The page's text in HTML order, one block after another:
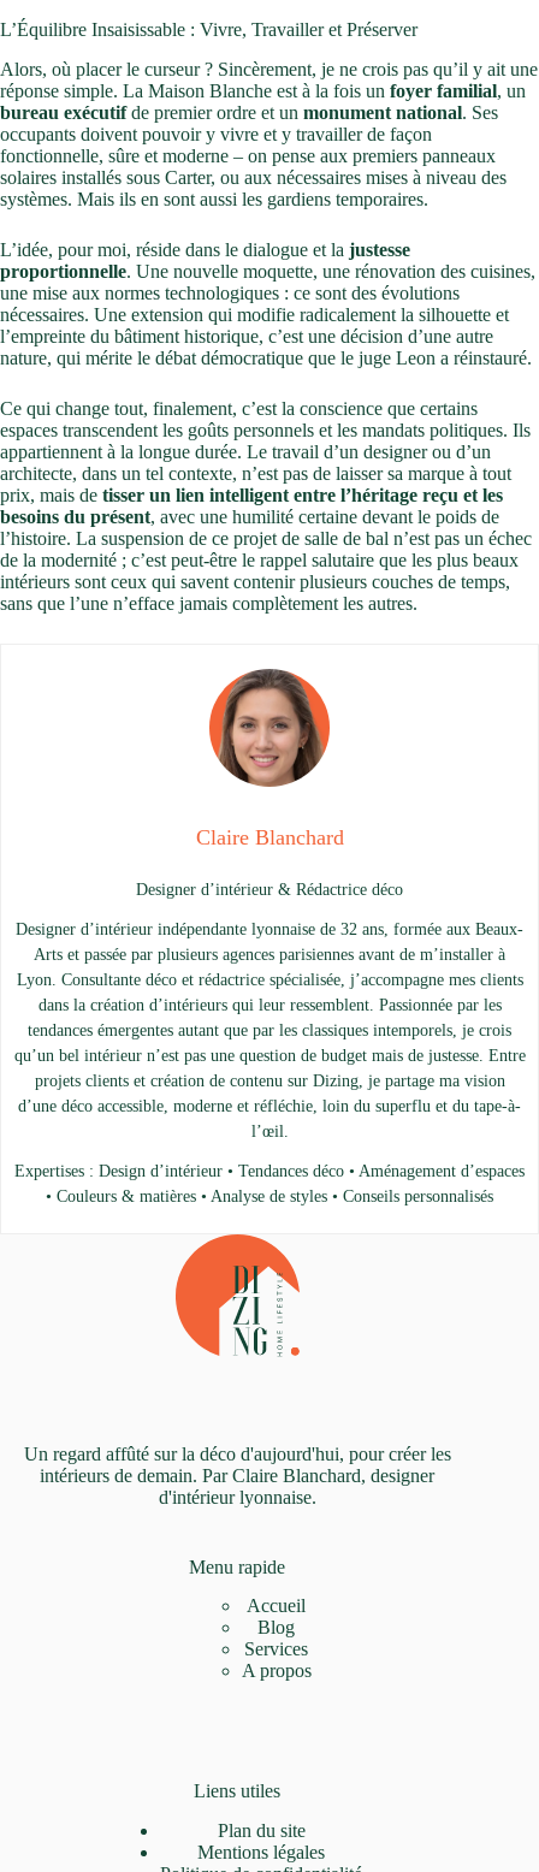
L’Équilibre Insaisissable : Vivre, Travailler et Préserver
Alors, où placer le curseur ? Sincèrement, je ne crois pas qu’il y ait une
réponse simple. La Maison Blanche est à la fois un foyer familial, un
bureau exécutifde premier ordre et un monument national. Ses
occupants doivent pouvoir y vivre et y travailler de façon
fonctionnelle, sûre et moderne – on pense aux premiers panneaux
solaires installés sous Carter, ou aux nécessaires mises à niveau des
systèmes. Mais ils en sont aussi les gardiens temporaires.
L’idée, pour moi, réside dans le dialogue et la justesse
proportionnelle. Une nouvelle moquette, une rénovation des cuisines,
une mise aux normes technologiques : ce sont des évolutions
nécessaires. Une extension qui modifie radicalement la silhouette et
l’empreinte du bâtiment historique, c’est une décision d’une autre
nature, qui mérite le débat démocratique que le juge Leon a réinstauré.
Ce qui change tout, finalement, c’est la conscience que certains
espaces transcendent les goûts personnels et les mandats politiques. Ils
appartiennent à la longue durée. Le travail d’un designer ou d’un
architecte, dans un tel contexte, n’est pas de laisser sa marque à tout
prix, mais de tisser un lien intelligent entre l’héritage reçu et les
besoins du présent, avec une humilité certaine devant le poids de
l’histoire. La suspension de ce projet de salle de bal n’est pas un échec
de la modernité ; c’est peut-être le rappel salutaire que les plus beaux
intérieurs sont ceux qui savent contenir plusieurs couches de temps,
sans que l’une n’efface jamais complètement les autres.
Claire Blanchard
Designer d’intérieur & Rédactrice déco
Designer d’intérieur indépendante lyonnaise de 32 ans, formée aux Beaux-
Arts et passée par plusieurs agences parisiennes avant de m’installer à
Lyon. Consultante déco et rédactrice spécialisée, j’accompagne mes clients
dans la création d’intérieurs qui leur ressemblent. Passionnée par les
tendances émergentes autant que par les classiques intemporels, je crois
qu’un bel intérieur n’est pas une question de budget mais de justesse. Entre
projets clients et création de contenu sur Dizing, je partage ma vision
d’une déco accessible, moderne et réfléchie, loin du superflu et du tape-à-
l’œil.
Expertises : Design d’intérieur • Tendances déco • Aménagement d’espaces
• Couleurs & matières • Analyse de styles • Conseils personnalisés
Un regard affûté sur la déco d'aujourd'hui, pour créer les
intérieurs de demain. Par Claire Blanchard, designer
d'intérieur lyonnaise.
Menu rapide
Accueil
Blog
Services
A propos
Liens utiles
Plan du site
Mentions légales